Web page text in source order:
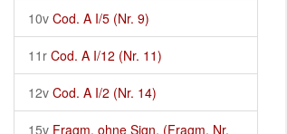
10v Cod. A I/5 (Nr. 9)
11r Cod. A I/12 (Nr. 11)
12v Cod. A I/2 (Nr. 14)
15v Fragm. ohne Sign. (Fragm. Nr.